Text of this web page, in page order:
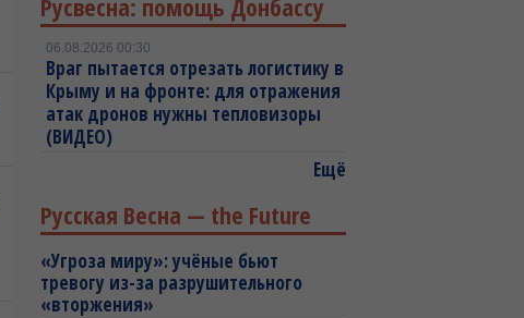
Русвесна: помощь Донбассу
06.08.2026 00:30
Враг пытается отрезать логистику в
Крыму и на фронте: для отражения
атак дронов нужны тепловизоры
(ВИДЕО)
Ещё
Русская Весна — the Future
«Угроза миру»: учёные бьют
тревогу из-за разрушительного
«вторжения»